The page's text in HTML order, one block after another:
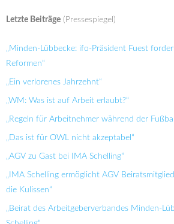
Letzte Beiträge (Pressespiegel)
„Minden-Lübbecke: ifo-Präsident Fuest
Reformen“
„Ein verlorenes Jahrzehnt“
„WM: Was ist auf Arbeit erlaubt?“
„Regeln für Arbeitnehmer während der
„Das ist für OWL nicht akzeptabel“
„AGV zu Gast bei IMA Schelling“
„IMA Schelling ermöglicht AGV
die Kulissen“
„Beirat des Arbeitgeberverbandes Minden-